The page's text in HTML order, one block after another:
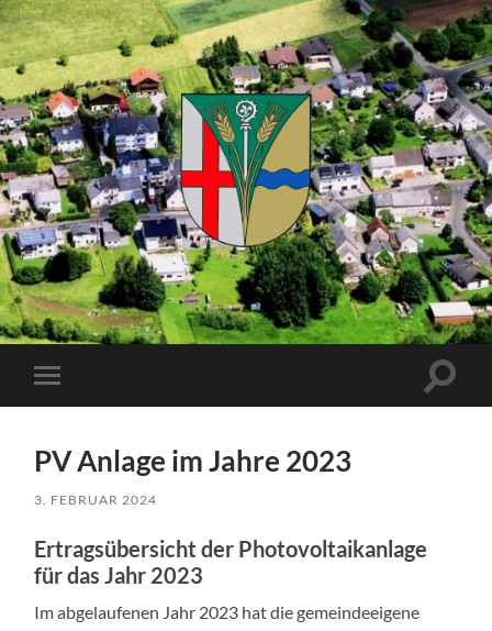
Kuhnhöfen
Mobile-
Menü
PV Anlage im Jahre 2023
3. FEBRUAR 2024
Ertragsübersicht der Photovoltaikanlage
für das Jahr 2023
Im abgelaufenen Jahr 2023 hat die gemeindeeigene